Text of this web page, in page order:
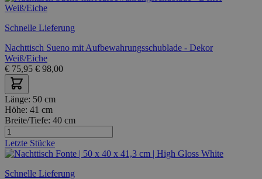
Schnelle Lieferung
Nachttisch Sueno mit Aufbewahrungsschublade - Dekor
Weiß/Eiche
€ 75,95 € 98,00
Länge: 50 cm
Höhe: 41 cm
Breite/Tiefe: 40 cm
Letzte Stücke
Schnelle Lieferung